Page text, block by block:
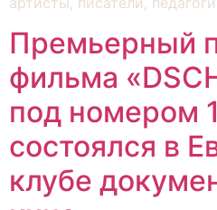
Премьерный
фильма
под номером
состоялся в
клубе